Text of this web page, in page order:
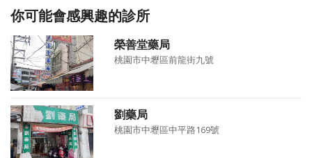
你可能會感興趣的診所
榮善堂藥局
桃園市中壢區前龍街九號
劉藥局
桃園市中壢區中平路169號